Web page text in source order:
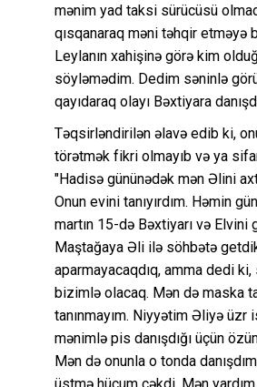
mənim yad taksi sürücüsü
qısqanaraq məni təhqir etməyə
Leylanın xahişinə görə kim
söyləmədim. Dedim səninlə
qayıdaraq olayı Bəxtiyara
Təqsirləndirilən əlavə edib ki,
törətmək fikri olmayıb və ya
"Hadisə gününədək mən Əlini
Onun evini tanıyırdım. Həmin
martın 15-də Bəxtiyarı və Elvini
Maştağaya Əli ilə söhbətə
aparmayacaqdıq, amma dedi
bizimlə olacaq. Mən də maska
tanınmayım. Niyyətim Əliyə üzr
mənimlə pis danışdığı üçün
Mən də onunla o tonda
üstmə hücum çəkdi. Mən yardım